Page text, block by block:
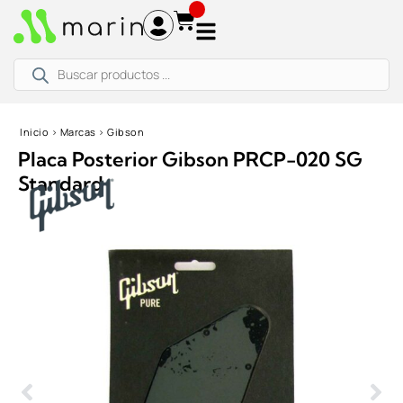
productos
Inicio › Marcas › Gibson
Placa Posterior Gibson PRCP-020 SG
Standard